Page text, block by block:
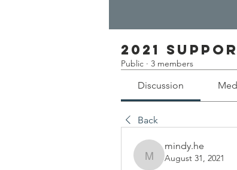
2021
Public · 3 members
Discussion
Back
mindy.he
mindy.he
August 31, 2021